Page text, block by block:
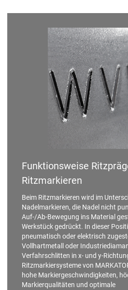
Funktionsweise
Ritzmarkieren
Beim Ritzmarkieren wird im
Nadelmarkieren, die Nadel nicht
Auf-/Ab-Bewegung ins Material
Werkstück gedrückt. In dieser
pneumatisch oder elektrisch
Vollhartmetall oder
Verfahrschlitten in x- und y-
Ritzmarkiersysteme von
hohe Markiergeschwindigkeiten,
Markierqualitäten und optimale